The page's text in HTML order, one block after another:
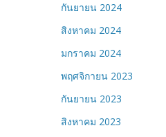
กันยายน 2024
สิงหาคม 2024
มกราคม 2024
พฤศจิกายน 2023
กันยายน 2023
สิงหาคม 2023